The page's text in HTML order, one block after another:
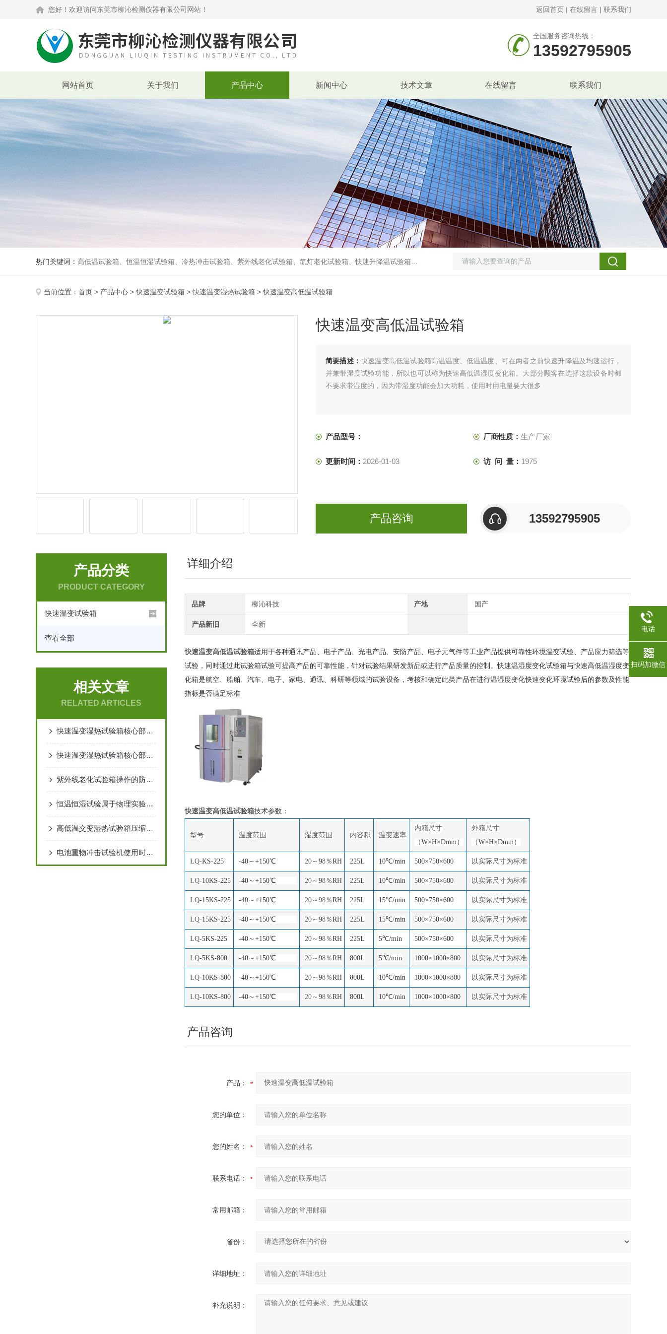
您好！欢迎访问东莞市柳沁检测仪器有限公司网站！ 返回首页 | 在线留言 | 联系我们
全国服务咨询热线：
13592795905
网站首页 关于我们 产品中心 新闻中心 技术文章 在线留言 联系我们
热门关键词： 高低温试验箱、恒温恒湿试验箱、冷热冲击试验箱、紫外线老化试验箱、氙灯老化试验箱、快速升降温试验箱、淋雨试验箱、砂尘试验箱、步入式恒温恒湿试验室、高温老化房、真空及无尘干燥试验箱、盐水喷雾试验箱、跌落试验机、电磁振动台等各类环境仪器和力学试验设备。
当前位置： 首页 > 产品中心 >快速温变试验箱 >快速温变湿热试验箱 > 快速温变高低温试验箱
快速温变高低温试验箱
简要描述：快速温变高低温试验箱高温温度、低温温度、可在两者之前快速升降温及均速运行，
并兼带湿度试验功能，所以也可以称为快速高低温湿度变化箱。大部分顾客在选择这款设备时都
不要求带湿度的，因为带湿度功能会加大功耗，使用时用电量要大很多
产品型号： 厂商性质： 生产厂家
更新时间： 2026-01-03 访 问 量： 1975
产品咨询 13592795905
产品分类
PRODUCT CATEGORY
快速温变试验箱
查看全部
相关文章
RELATED ARTICLES
快速温变湿热试验箱核心部件的组成结构
快速温变湿热试验箱核心部件组成结构
紫外线老化试验箱操作的防护要求有哪些
恒温恒湿试验属于物理实验室还是化学实验室
高低温交变湿热试验箱压缩机的应用情况
电池重物冲击试验机使用时要注意哪些？
详细介绍
品牌 柳沁科技 产地 国产
产品新旧 全新
快速温变高低温试验箱适用于各种通讯产品、电子产品、光电产品、安防产品、电子元气件等工业产品提供可靠性环境温变试验、产品应力筛选等
试验，同时通过此试验箱试验可提高产品的可靠性能，针对试验结果研发新品或进行产品质量的控制。快速温湿度变化试验箱与快速高低温湿度变
化箱是航空、船舶、汽车、电子、家电、通讯、科研等领域的试验设备，考核和确定此类产品在进行温湿度变化快速变化环境试验后的参数及性能
指标是否满足标准
快速温变高低温试验箱技术参数：
型号 温度范围 湿度范围 内容积 温变速率
内箱 尺寸
（W×H×Dmm）
外箱 尺寸
（W×H×Dmm）
LQ-KS-225 -40～+150℃ 20 ～ 98％RH 225L 10℃/min 500×750×600 以实际尺寸为标准
LQ-10KS-225 -40～+150℃ 20 ～ 98％RH 225L 10℃/min 500×750×600 以实际尺寸为标准
LQ-15KS-225 -40～+150℃ 20 ～ 98％RH 225L 15℃/min 500×750×600 以实际尺寸为标准
LQ-15KS-225 -40～+150℃ 20 ～ 98％RH 225L 15℃/min 500×750×600 以实际尺寸为标准
LQ-5KS-225 -40～+150℃ 20 ～ 98％RH 225L 5℃/min 500×750×600 以实际尺寸为标准
LQ-5KS-800 -40～+150℃ 20 ～ 98％RH 800L 5℃/min 1000×1000×800 以实际尺寸为标准
LQ-10KS-800 -40～+150℃ 20 ～ 98％RH 800L 10℃/min 1000×1000×800 以实际尺寸为标准
LQ-10KS-800 -40～+150℃ 20 ～ 98％RH 800L 10℃/min 1000×1000×800 以实际尺寸为标准
产品咨询
产品：
您的单位：
您的姓名：
联系电话：
常用邮箱：
省份：
详细地址：
补充说明：
电话
扫码加微信